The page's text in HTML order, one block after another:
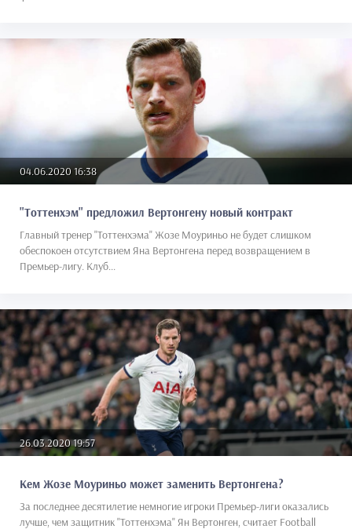
04.06.2020 16:38
"Тоттенхэм" предложил Вертонгену новый контракт
Главный тренер "Тоттенхэма" Жозе Моуриньо не будет слишком
обеспокоен отсутствием Яна Вертонгена перед возвращением в
Премьер-лигу. Клуб...
26.03.2020 19:57
Кем Жозе Моуриньо может заменить Вертонгена?
За последнее десятилетие немногие игроки Премьер-лиги оказались
лучше, чем защитник "Тоттенхэма" Ян Вертонген, считает Football